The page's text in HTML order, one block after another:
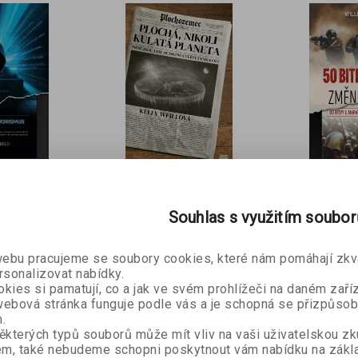
o sobě rády myslí? S kým by si raději promluvili
svět vykresluje jinak, než jak jsme zvyklí jej vnímat.
až po připomenutí, jak vzácné je být naživu.
na Harvardu a na Kolumbijské univerzitě získal
spěchu, Dopisy astrofyzika). Je také ředitelem Haydenova
populárního podcastu StarTalk nominovaného
pojmenován asteroid 13123 Tyson.
Kč
Kelly Weillová
160 Kč 399 Kč
kniha
William
341 Kč
Souhlas s využitím
pracujeme se soubory cookies, které nám pomáhají
nabídky.
si pamatují, co a jak ve svém prohlížeči na daném
stránka funguje podle vás a je schopná se
typů souborů může mít vliv na vaši uživatelskou
také nebudeme schopni poskytnout vám nabídku na